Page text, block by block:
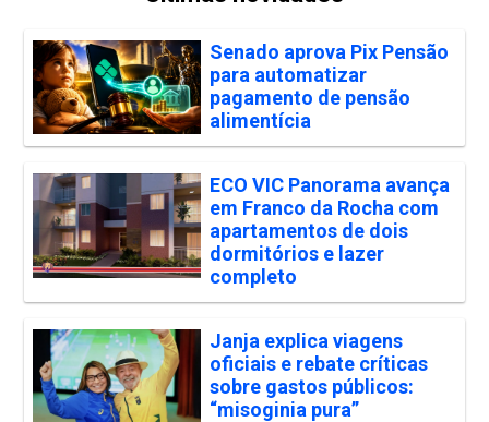
Senado aprova Pix Pensão
para automatizar
pagamento de pensão
alimentícia
ECO VIC Panorama avança
em Franco da Rocha com
apartamentos de dois
dormitórios e lazer
completo
Janja explica viagens
oficiais e rebate críticas
sobre gastos públicos:
“misoginia pura”